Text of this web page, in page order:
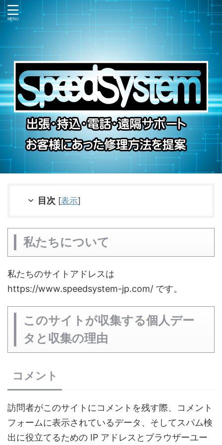
目次 [表示]
私たちについて
私たちのサイトアドレスは
https://www.speedsystem-jp.com/ です。
このサイトが収集する個人デー
タと収集の理由
コメント
訪問者がこのサイトにコメントを残す際、コメント
フォームに表示されているデータ、そしてスパム検
出に役立てるための IP アドレスとブラウザーユー